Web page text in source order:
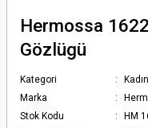
Hermossa
Gözlügü
Kategori
Marka
Stok Kodu
HM